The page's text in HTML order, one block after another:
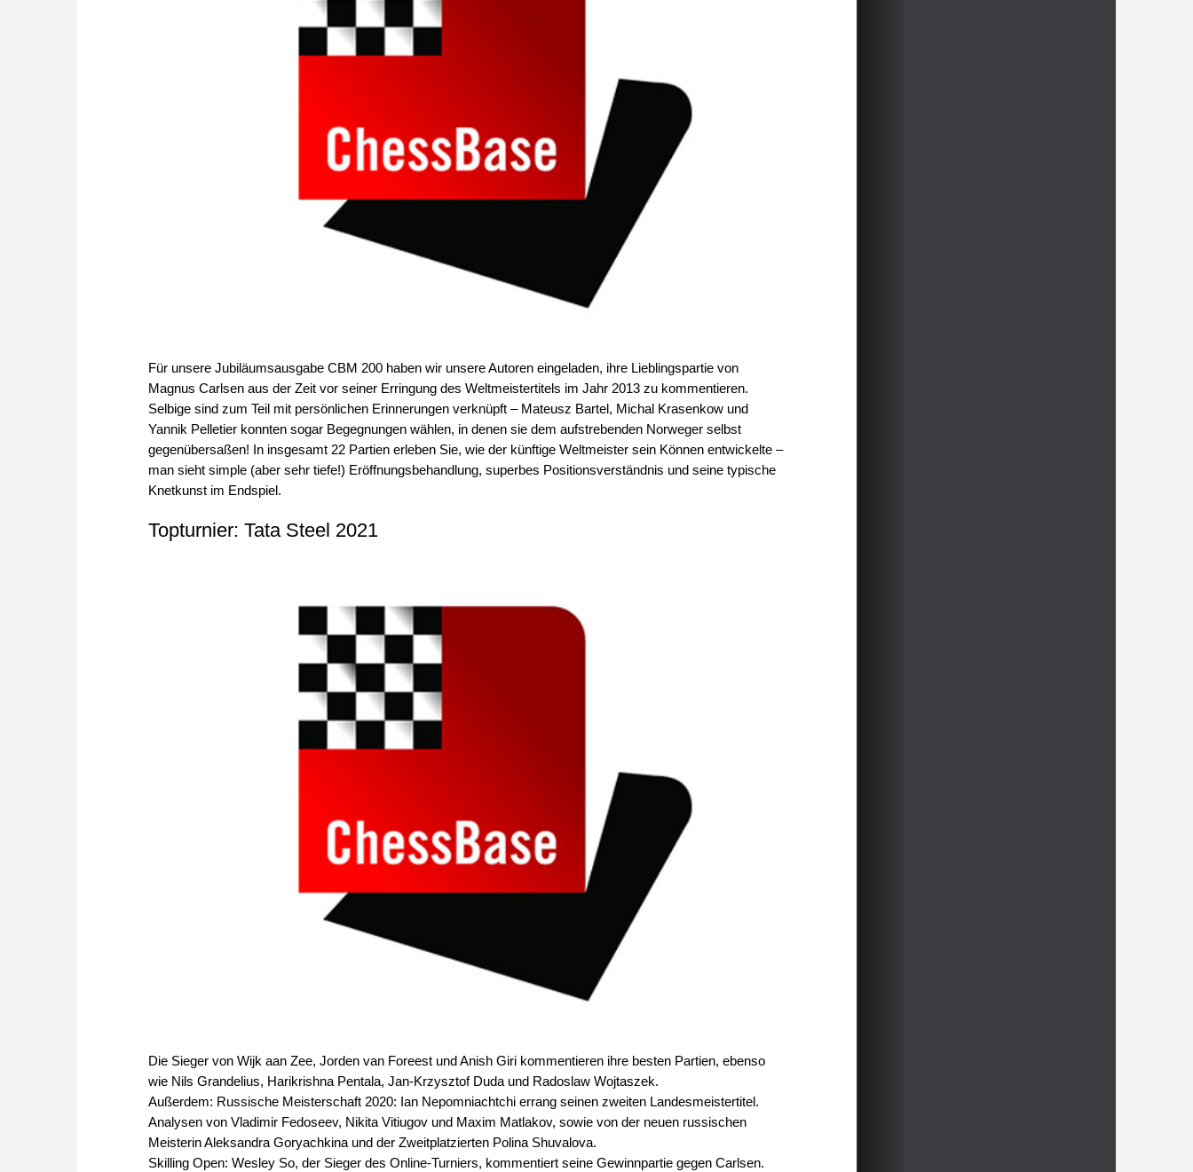
Für unsere Jubiläumsausgabe CBM 200 haben wir unsere Autoren eingeladen, ihre Lieblingspartie von
Magnus Carlsen aus der Zeit vor seiner Erringung des Weltmeistertitels im Jahr 2013 zu kommentieren.
Selbige sind zum Teil mit persönlichen Erinnerungen verknüpft – Mateusz Bartel, Michal Krasenkow und
Yannik Pelletier konnten sogar Begegnungen wählen, in denen sie dem aufstrebenden Norweger selbst
gegenübersaßen! In insgesamt 22 Partien erleben Sie, wie der künftige Weltmeister sein Können entwickelte –
man sieht simple (aber sehr tiefe!) Eröffnungsbehandlung, superbes Positionsverständnis und seine typische
Knetkunst im Endspiel.
Topturnier: Tata Steel 2021
Die Sieger von Wijk aan Zee, Jorden van Foreest und Anish Giri kommentieren ihre besten Partien, ebenso
wie Nils Grandelius, Harikrishna Pentala, Jan-Krzysztof Duda und Radoslaw Wojtaszek.
Außerdem: Russische Meisterschaft 2020: Ian Nepomniachtchi errang seinen zweiten Landesmeistertitel.
Analysen von Vladimir Fedoseev, Nikita Vitiugov und Maxim Matlakov, sowie von der neuen russischen
Meisterin Aleksandra Goryachkina und der Zweitplatzierten Polina Shuvalova.
Skilling Open: Wesley So, der Sieger des Online-Turniers, kommentiert seine Gewinnpartie gegen Carlsen.